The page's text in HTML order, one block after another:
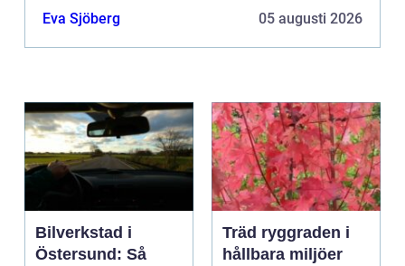
Eva Sjöberg
05 augusti 2026
Bilverkstad i
Östersund: Så
Träd ryggraden i
hållbara miljöer